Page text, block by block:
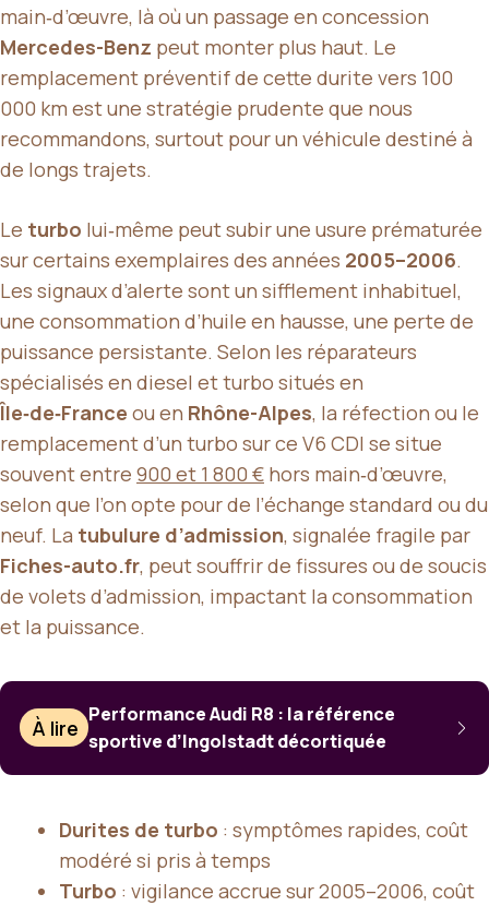
main‑d’œuvre, là où un passage en concession
Mercedes-Benz peut monter plus haut. Le
remplacement préventif de cette durite vers 100
000 km est une stratégie prudente que nous
recommandons, surtout pour un véhicule destiné à
de longs trajets.
Le turbo lui‑même peut subir une usure prématurée
sur certains exemplaires des années 2005–2006.
Les signaux d’alerte sont un sifflement inhabituel,
une consommation d’huile en hausse, une perte de
puissance persistante. Selon les réparateurs
spécialisés en diesel et turbo situés en
Île‑de‑France ou en Rhône-Alpes, la réfection ou le
remplacement d’un turbo sur ce V6 CDI se situe
souvent entre 900 et 1 800 € hors main‑d’œuvre,
selon que l’on opte pour de l’échange standard ou du
neuf. La tubulure d’admission, signalée fragile par
Fiches-auto.fr, peut souffrir de fissures ou de soucis
de volets d’admission, impactant la consommation
et la puissance.
À lire
Performance Audi R8 : la référence
sportive d’Ingolstadt décortiquée
Durites de turbo : symptômes rapides, coût
modéré si pris à temps
Turbo : vigilance accrue sur 2005–2006, coût